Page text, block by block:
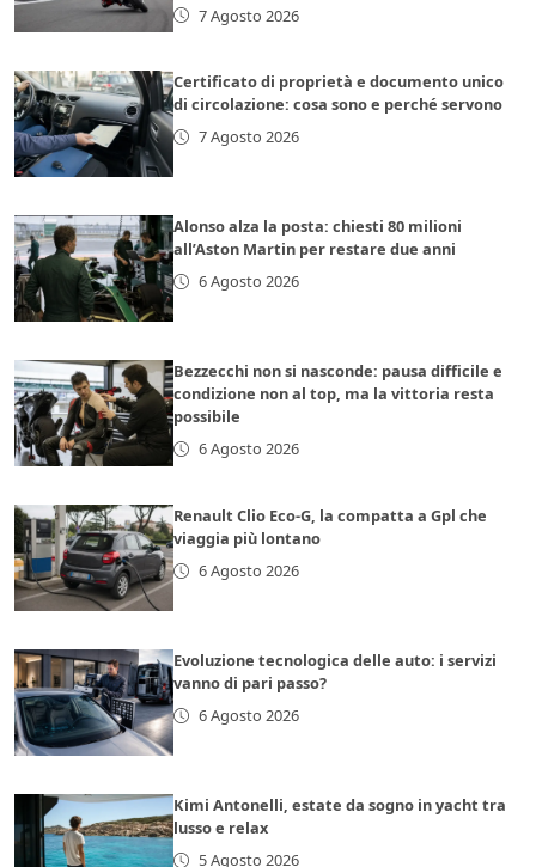
7 Agosto 2026
Certificato di proprietà e documento unico
di circolazione: cosa sono e perché servono
7 Agosto 2026
Alonso alza la posta: chiesti 80 milioni
all’Aston Martin per restare due anni
6 Agosto 2026
Bezzecchi non si nasconde: pausa difficile e
condizione non al top, ma la vittoria resta
possibile
6 Agosto 2026
Renault Clio Eco-G, la compatta a Gpl che
viaggia più lontano
6 Agosto 2026
Evoluzione tecnologica delle auto: i servizi
vanno di pari passo?
6 Agosto 2026
Kimi Antonelli, estate da sogno in yacht tra
lusso e relax
5 Agosto 2026